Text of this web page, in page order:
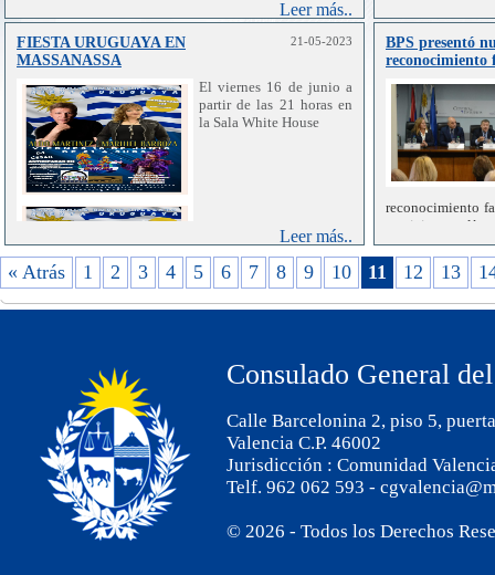
Leer más..
FIESTA URUGUAYA EN
MASSANASSA
21-05-2023
El viernes 16 de junio a
partir de las 21 horas en
la Sala White House
Leer más..
BPS presentó
reconocimiento
reconocimiento
servicio en
cámara,
Cabrera. La
y optimizar los
« Atrás 1 2 3 4 5 6 7 8 9 10 11 12 13
Consulado General
Calle Barcelonina 2, piso 5,
Valencia C.P. 46002
Jurisdicción : Comunidad
Telf. 962 062 593 -
© 2026 - Todos los Derechos